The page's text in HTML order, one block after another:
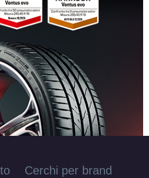
Cerchi per brand